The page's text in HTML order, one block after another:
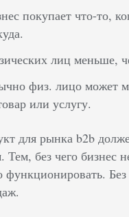
покупает что-то,
лиц меньше,
физ. лицо может
или услугу.
для рынка b2b
Тем, без чего бизнес
функционировать. Без